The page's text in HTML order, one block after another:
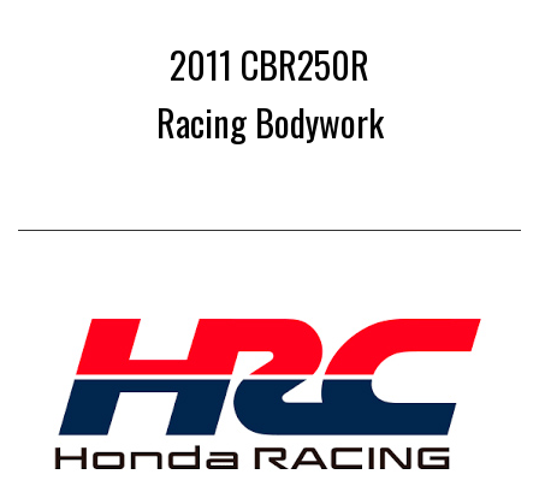
1
2011 CBR250R
Racing Bodywork